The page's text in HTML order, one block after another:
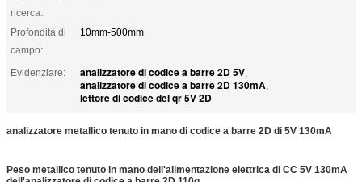
ricerca:
Profondità di
campo:
10mm-500mm
Evidenziare: analizzatore di codice a barre 2D 5V,
analizzatore di codice a barre 2D 130mA,
lettore di codice del qr 5V 2D
analizzatore metallico tenuto in mano di codice a barre 2D di 5V 130mA
Peso metallico tenuto in mano dell'alimentazione elettrica di CC 5V 130mA